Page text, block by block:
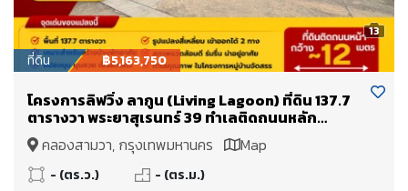
13
ที่ดิน ฿5,163,750
โครงการลิฟวิ่ง ลากูน (Living Lagoon) ที่ดิน 137.7
ตารางวา พระยาสุเรนทร์ 39 ทำเลติดถนนหลัก
โครงการ กว้าง~12 เมตร ติดคลับเฮ้าส์ ใกล้สวนฯ
โครงการ
คลองสามวา, กรุงเทพมหานคร Map
- (ตร.ว.)
- (ตร.ม.)